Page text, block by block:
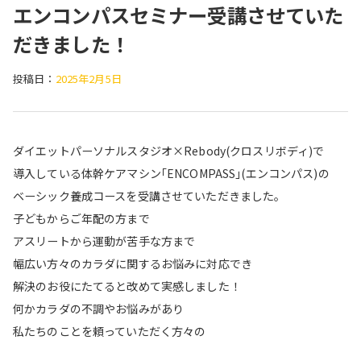
エンコンパスセミナー受講させていた
だきました！
投稿日： 2025年2月5日
ダイエットパーソナルスタジオ×Rebody(クロスリボディ)で
導入している体幹ケアマシン｢ENCOMPASS｣(エンコンパス)の
ベーシック養成コースを受講させていただきました。
子どもからご年配の方まで
アスリートから運動が苦手な方まで
幅広い方々のカラダに関するお悩みに対応でき
解決のお役にたてると改めて実感しました！
何かカラダの不調やお悩みがあり
私たちのことを頼っていただく方々の